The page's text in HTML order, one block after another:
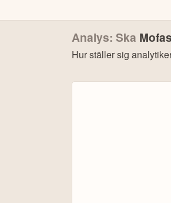
Analys: Ska
Hur ställer sig